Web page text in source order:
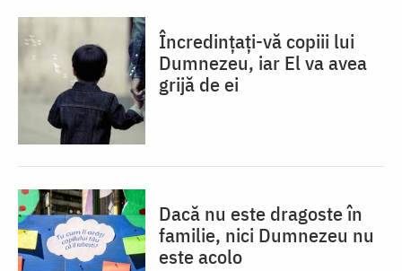
Încredințați-vă copiii lui
Dumnezeu, iar El va avea
grijă de ei
Dacă nu este dragoste în
familie, nici Dumnezeu nu
este acolo